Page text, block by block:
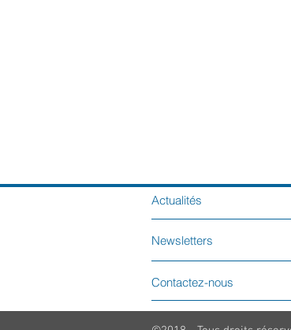
Actualités
Newsletters
Contactez-nous